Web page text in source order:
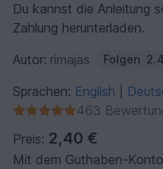
Du kannst die Anleitung
Zahlung herunterladen.
Autor: rimajas Folgen
Sprachen: English
463
Preis: 2,40 €
Mit dem Guthaben-